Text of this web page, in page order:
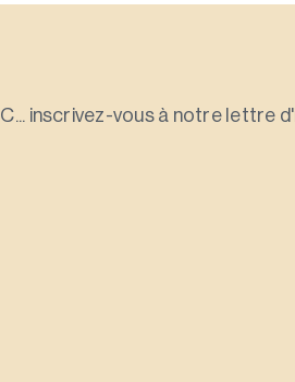
inscrivez-vous à notre lettre